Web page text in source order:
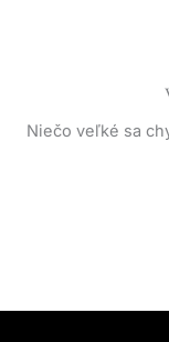
Niečo veľké sa